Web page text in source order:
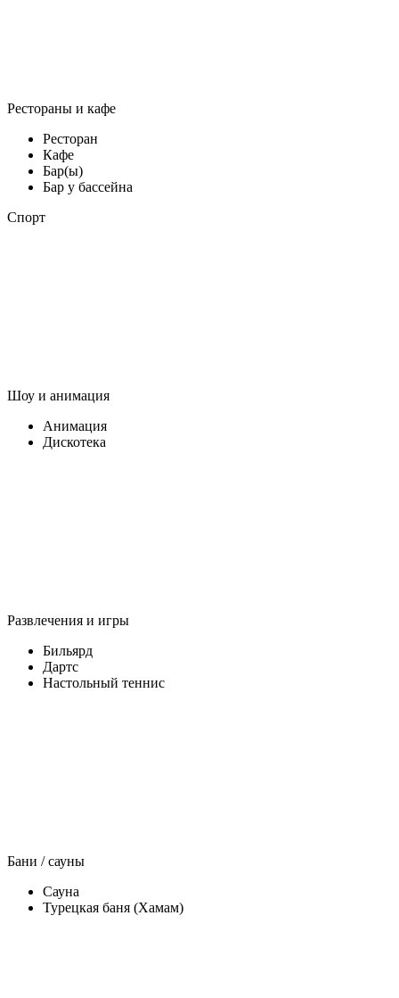
Рестораны и кафе
Ресторан
Кафе
Бар(ы)
Бар у бассейна
Спорт
Шоу и анимация
Анимация
Дискотека
Развлечения и игры
Бильярд
Дартс
Настольный теннис
Бани / сауны
Сауна
Турецкая баня (Хамам)